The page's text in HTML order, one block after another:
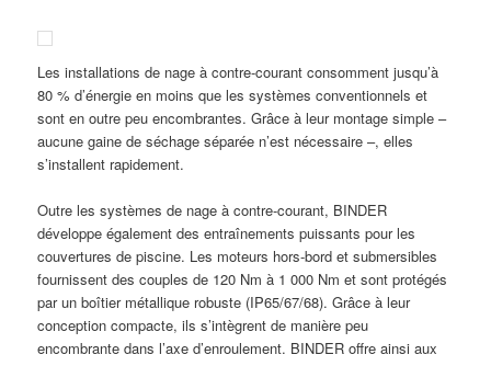
Les installations de nage à contre-courant consomment jusqu’à
80 % d’énergie en moins que les systèmes conventionnels et
sont en outre peu encombrantes. Grâce à leur montage simple –
aucune gaine de séchage séparée n’est nécessaire –, elles
s’installent rapidement.
Outre les systèmes de nage à contre-courant, BINDER
développe également des entraînements puissants pour les
couvertures de piscine. Les moteurs hors-bord et submersibles
fournissent des couples de 120 Nm à 1 000 Nm et sont protégés
par un boîtier métallique robuste (IP65/67/68). Grâce à leur
conception compacte, ils s’intègrent de manière peu
encombrante dans l’axe d’enroulement. BINDER offre ainsi aux